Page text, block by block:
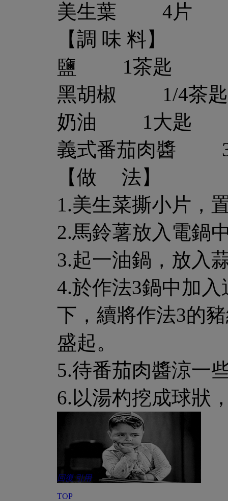
美生葉 4片
【調 味 料】
鹽 1茶匙
黑胡椒 1/4茶匙
奶油 1大匙
義式番茄肉醬
【做 法】
1.美生菜撕小片，
2.馬鈴薯放入電鍋
3.起一油鍋，放入
4.於作法3鍋中加
下，續將作法3的
盛起。
5.待番茄肉醬涼一
6.以湯杓挖成球狀
回復 引用
TOP